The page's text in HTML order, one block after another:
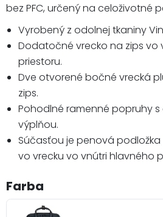
bez PFC, určený na celoživotné
Vyrobený z odolnej tkaniny
Dodatočné vrecko na zips vo
priestoru.
Dve otvorené bočné vrecká
zips.
Pohodlné ramenné popruhy
výplňou.
Súčasťou je penová
vo vrecku vo vnútri hlavného
Farba